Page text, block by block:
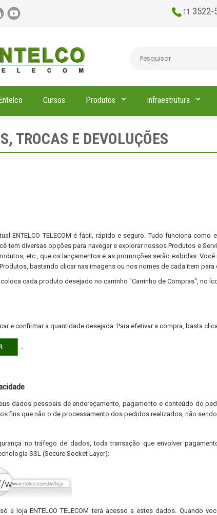
11 3522-
Cursos Produtos Infraestrutura
TROCAS E DEVOLUÇÕES
ENTELCO TELECOM é fácil, rápido e seguro. Tudo funciona
tem diversas opções para navegar e explorar nossos Produtos e
etc., que os lançamentos e as promoções serão exibidas.
bastando clicar nas imagens ou nos nomes de cada item
cada produto desejado no carrinho "Carrinho de Compras", no
e confirmar a quantidade desejada. Para efetivar a compra, basta
dados pessoais de endereçamento, pagamento e conteúdo do
fins que não o de processamento dos pedidos realizados, não
no tráfego de dados, toda transação que envolver
SSL (Secure Socket Layer):
a loja ENTELCO TELECOM terá acesso a estes dados. Quando